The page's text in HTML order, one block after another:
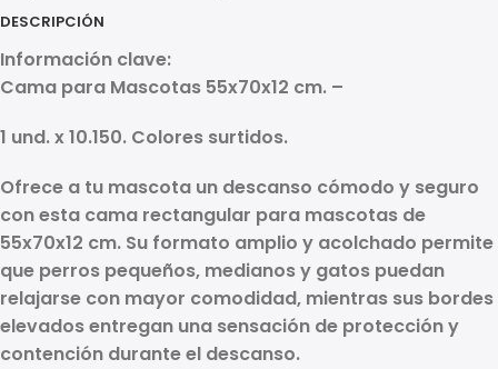
DESCRIPCIÓN
Información clave:
Cama para Mascotas 55x70x12 cm. –
1 und. x 10.150. Colores surtidos.
Ofrece a tu mascota un descanso cómodo y seguro
con esta cama rectangular para mascotas de
55x70x12 cm. Su formato amplio y acolchado permite
que perros pequeños, medianos y gatos puedan
relajarse con mayor comodidad, mientras sus bordes
elevados entregan una sensación de protección y
contención durante el descanso.